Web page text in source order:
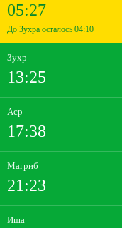
05:27
До Зухра осталось 04:10
Зухр
13:25
Аср
17:38
Магриб
21:23
Иша